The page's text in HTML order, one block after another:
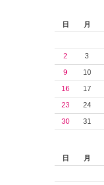
日
月
2
3
9
10
16
17
23
24
30
31
日
月